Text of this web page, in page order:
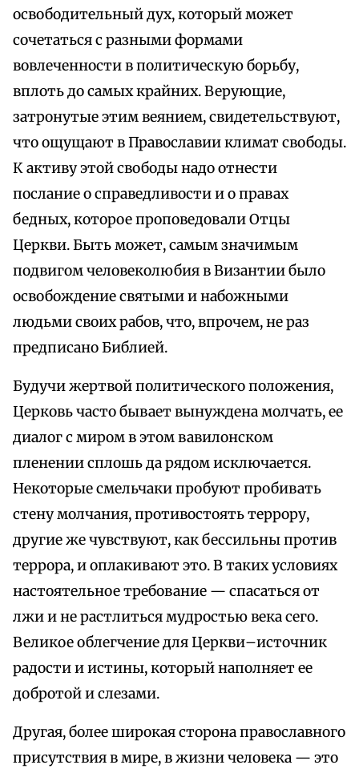
освободительный дух, который может
сочетаться с разными формами
вовлеченности в политическую борьбу,
вплоть до самых крайних. Верующие,
затронутые этим веянием, свидетельствуют,
что ощущают в Православии климат свободы.
К активу этой свободы надо отнести
послание о справедливости и о правах
бедных, которое проповедовали Отцы
Церкви. Быть может, самым значимым
подвигом человеколюбия в Византии было
освобождение святыми и набожными
людьми своих рабов, что, впрочем, не раз
предписано Библией.
Будучи жертвой политического положения,
Церковь часто бывает вынуждена молчать, ее
диалог с миром в этом вавилонском
пленении сплошь да рядом исключается.
Некоторые смельчаки пробуют пробивать
стену молчания, противостоять террору,
другие же чувствуют, как бессильны против
террора, и оплакивают это. В таких условиях
настоятельное требование — спасаться от
лжи и не растлиться мудростью века сего.
Великое облегчение для Церкви–источник
радости и истины, который наполняет ее
добротой и слезами.
Другая, более широкая сторона православного
присутствия в мире, в жизни человека — это